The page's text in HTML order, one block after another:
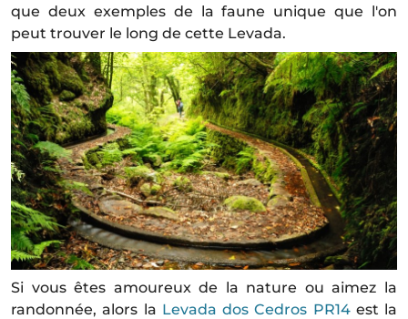
que deux exemples de la faune unique que l'on
peut trouver le long de cette Levada.
Si vous êtes amoureux de la nature ou aimez la
randonnée, alors la Levada dos Cedros PR14est la